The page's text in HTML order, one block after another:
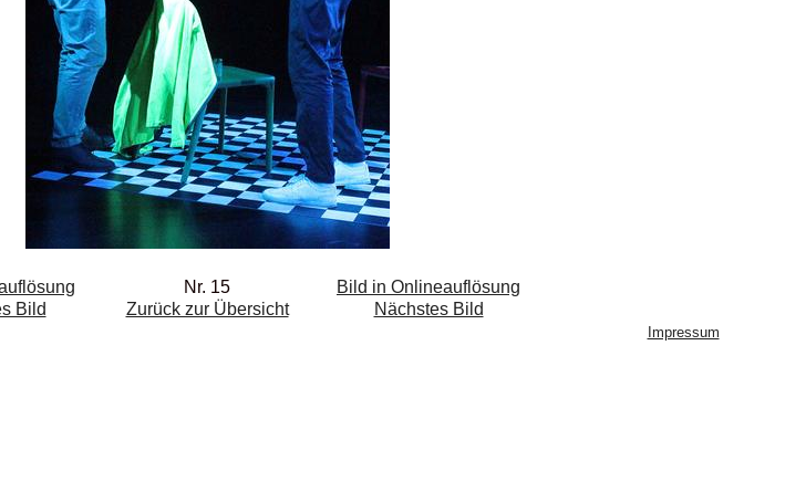
Nr. 15
Bild in Onlineauflösung
Bild
Zurück zur Übersicht Nächstes Bild
Impressum